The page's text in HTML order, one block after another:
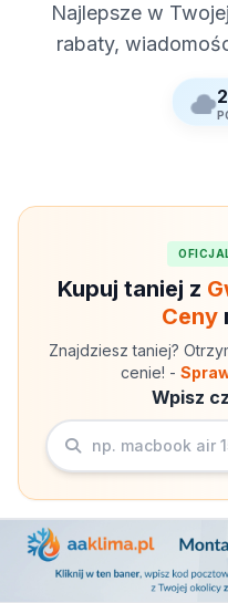
Najlepsze w
rabaty,
Kupuj taniej z
Ceny
Znajdziesz taniej?
cenie! -
Wpisz